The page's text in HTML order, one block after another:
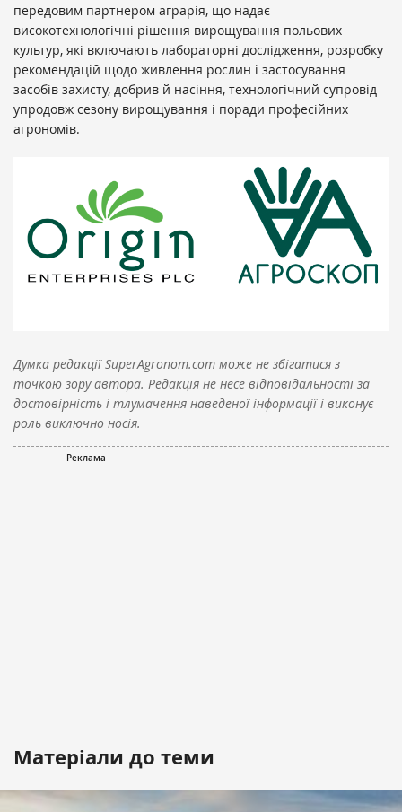
передовим партнером аграрія, що надає
високотехнологічні рішення вирощування польових
культур, які включають лабораторні дослідження, розробку
рекомендацій щодо живлення рослин і застосування
засобів захисту, добрив й насіння, технологічний супровід
упродовж сезону вирощування і поради професійних
агрономів.
Думка редакції SuperAgronom.com може не збігатися з
точкою зору автора. Редакція не несе відповідальності за
достовірність і тлумачення наведеної інформації і виконує
роль виключно носія.
Матеріали до теми